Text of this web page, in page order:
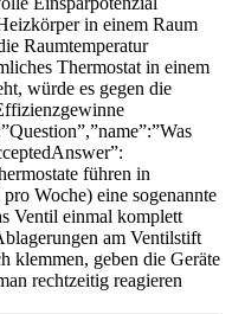
in einem Raum
Raumtemperatur
Thermostat in einem
würde es gegen die
führen in
Woche) eine sogenannte
Ventil einmal komplett
am Ventilstift
klemmen, geben die Geräte
rechtzeitig reagieren